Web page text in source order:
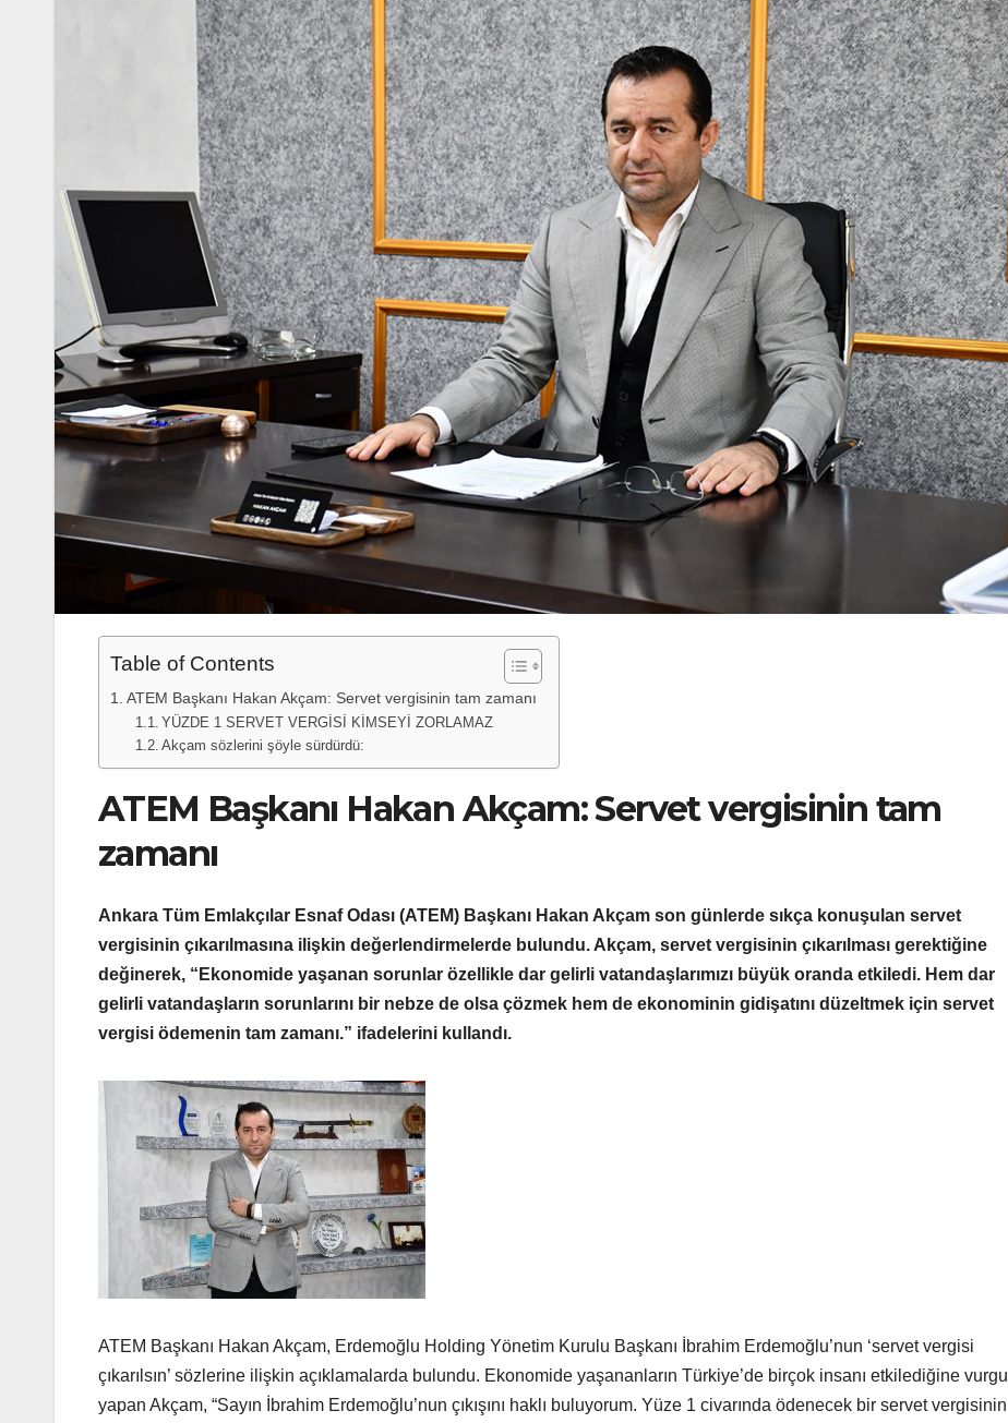
Table of Contents
ATEM Başkanı Hakan Akçam: Servet vergisinin tam zamanı
YÜZDE 1 SERVET VERGİSİ KİMSEYİ ZORLAMAZ
Akçam sözlerini şöyle sürdürdü:
ATEM Başkanı Hakan Akçam: Servet vergisinin tam
zamanı
Ankara Tüm Emlakçılar Esnaf Odası (ATEM) Başkanı Hakan Akçam son günlerde sıkça konuşulan servet
vergisinin çıkarılmasına ilişkin değerlendirmelerde bulundu. Akçam, servet vergisinin çıkarılması gerektiğine
değinerek, “Ekonomide yaşanan sorunlar özellikle dar gelirli vatandaşlarımızı büyük oranda etkiledi. Hem dar
gelirli vatandaşların sorunlarını bir nebze de olsa çözmek hem de ekonominin gidişatını düzeltmek için servet
vergisi ödemenin tam zamanı.” ifadelerini kullandı.
ATEM Başkanı Hakan Akçam, Erdemoğlu Holding Yönetim Kurulu Başkanı İbrahim Erdemoğlu’nun ‘servet vergisi
çıkarılsın’ sözlerine ilişkin açıklamalarda bulundu. Ekonomide yaşananların Türkiye’de birçok insanı etkilediğine vurgu
yapan Akçam, “Sayın İbrahim Erdemoğlu’nun çıkışını haklı buluyorum. Yüze 1 civarında ödenecek bir servet vergisinin